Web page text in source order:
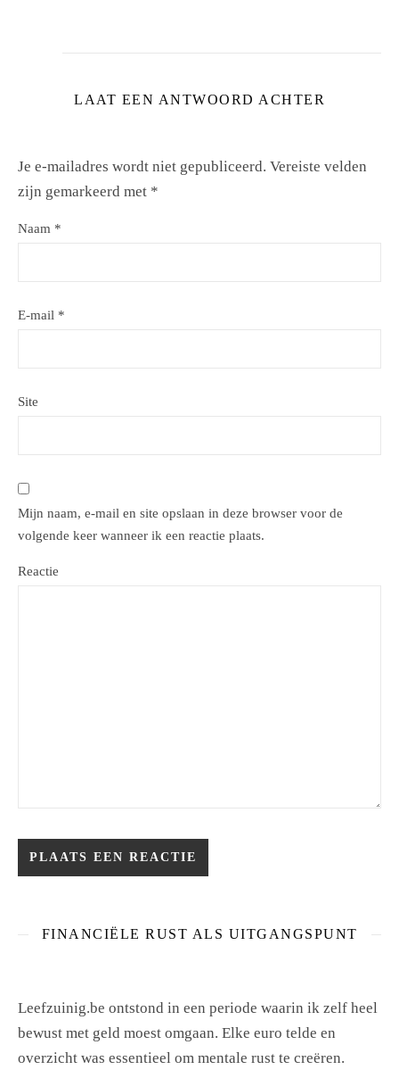
LAAT EEN ANTWOORD ACHTER
Je e-mailadres wordt niet gepubliceerd. Vereiste velden
zijn gemarkeerd met *
Naam *
E-mail *
Site
Mijn naam, e-mail en site opslaan in deze browser voor de
volgende keer wanneer ik een reactie plaats.
Reactie
FINANCIËLE RUST ALS UITGANGSPUNT
Leefzuinig.be ontstond in een periode waarin ik zelf heel
bewust met geld moest omgaan. Elke euro telde en
overzicht was essentieel om mentale rust te creëren.